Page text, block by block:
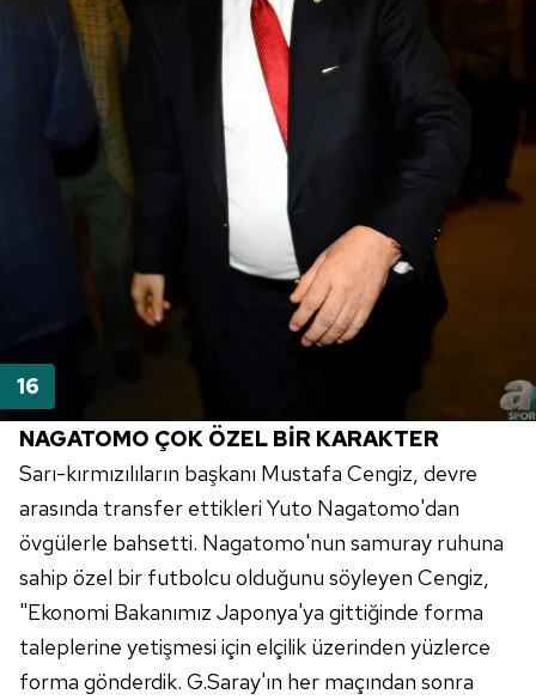
NAGATOMO ÇOK ÖZEL BİR KARAKTER
Sarı-kırmızılıların başkanı Mustafa Cengiz, devre
arasında transfer ettikleri Yuto Nagatomo'dan
övgülerle bahsetti. Nagatomo'nun samuray ruhuna
sahip özel bir futbolcu olduğunu söyleyen Cengiz,
"Ekonomi Bakanımız Japonya'ya gittiğinde forma
taleplerine yetişmesi için elçilik üzerinden yüzlerce
forma gönderdik. G.Saray'ın her maçından sonra